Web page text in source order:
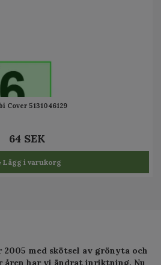
Cover 5131046129
64 SEK
Lägg i varukorg
med skötsel av grönyta och
åren har vi ändrat inriktning. Nu